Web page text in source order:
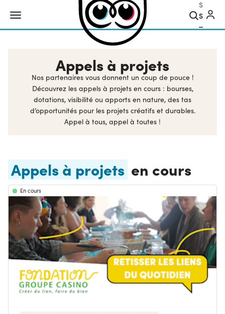
Search
Appels à projets
Nos partenaires vous donnent un coup de pouce !
Découvrez les appels à projets en cours : bourses,
dotations, visibilité ou apports en nature, des tas
d’opportunités pour les projets créatifs et durables.
Appel à tous, appel à toutes !
Appels à projets en cours
En cours